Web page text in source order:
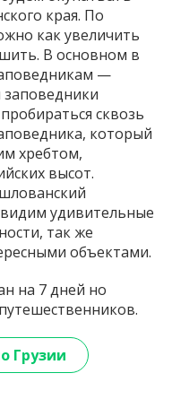
края. По
как увеличить
В основном в
—
сквозь
который
хребтом,
высот.
удивительные
так же
объектами.
на 7 дней но
Грузии